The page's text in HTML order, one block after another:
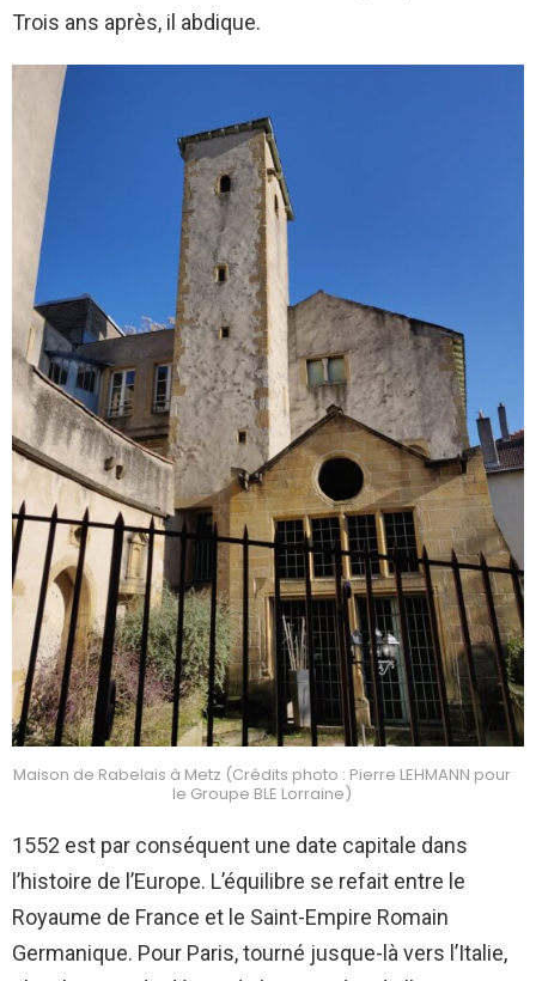
Trois ans après, il abdique.
Maison de Rabelais à Metz (Crédits photo : Pierre LEHMANN pour
le Groupe BLE Lorraine)
1552 est par conséquent une date capitale dans
l’histoire de l’Europe. L’équilibre se refait entre le
Royaume de France et le Saint-Empire Romain
Germanique. Pour Paris, tourné jusque-là vers l’Italie,